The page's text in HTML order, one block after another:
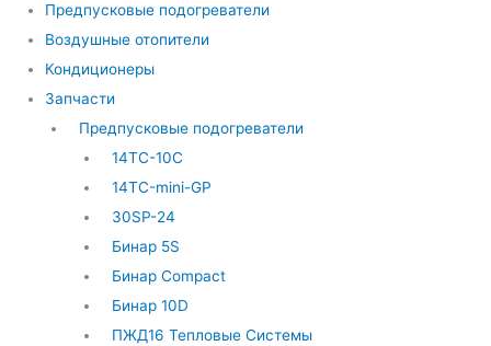
Предпусковые подогреватели
Воздушные отопители
Кондиционеры
Запчасти
Предпусковые подогреватели
14ТС-10С
14ТС-mini-GP
30SP-24
Бинар 5S
Бинар Compact
Бинар 10D
ПЖД16 Тепловые Системы